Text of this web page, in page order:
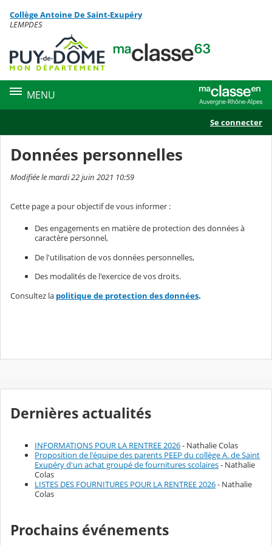
Contenu
Collège Antoine De Saint-Exupéry
LEMPDES
MENU
Se connecter
Données personnelles
Modifiée le mardi 22 juin 2021 10:59
Cette page a pour objectif de vous informer :
Des engagements en matière de protection des données à
caractère personnel,
De l'utilisation de vos données personnelles,
Des modalités de l'exercice de vos droits.
Consultez la politique de protection des données.
Dernières actualités
INFORMATIONS POUR LA RENTREE 2026- Nathalie Colas
Proposition de l'équipe des parents PEEP du collège A. de Saint
Exupéry d'un achat groupé de fournitures scolaires- Nathalie
Colas
LISTES DES FOURNITURES POUR LA RENTREE 2026- Nathalie
Colas
Prochains événements